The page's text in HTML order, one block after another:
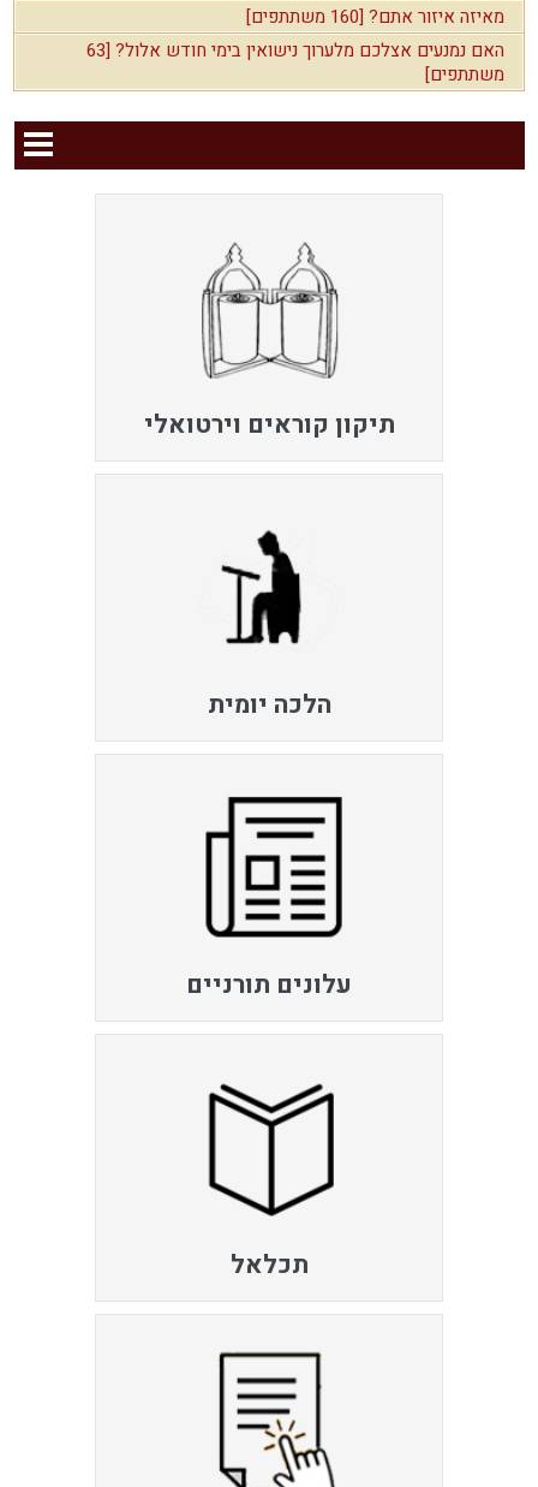
מאיזה איזור אתם? [160 משתתפים]
האם נמנעים אצלכם מלערוך נישואין בימי חודש אלול? [63
משתתפים]
תיקון קוראים וירטואלי
הלכה יומית
עלונים תורניים
תכלאל